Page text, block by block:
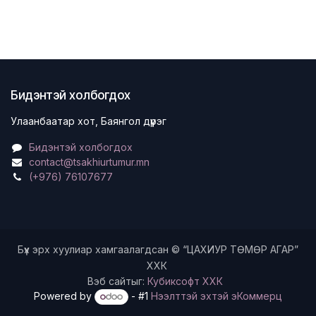
Бидэнтэй холбогдох
Улаанбаатар хот, Баянгол дүүрэг
Бидэнтэй холбогдох
contact@tsakhiurtumur.mn
(+976) 76107677
Бүх эрх хуулиар хамгаалагдсан © “ЦАХИУР ТӨМӨР АГАР”
ХХК
Вэб сайтыг: Кубиксофт ХХК
Powered by
- #1Нээлттэй эхтэй эКоммерц